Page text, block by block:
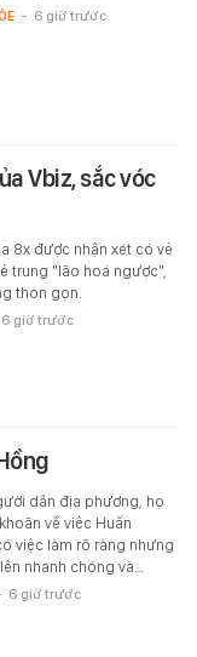
- 6 giờ trước
Vbiz, sắc vóc
8x được nhận xét có vẻ
trung "lão hoá ngược",
thon gọn.
6 giờ trước
dân địa phương, họ
về việc Huấn
việc làm rõ ràng nhưng
nhanh chóng và…
6 giờ trước